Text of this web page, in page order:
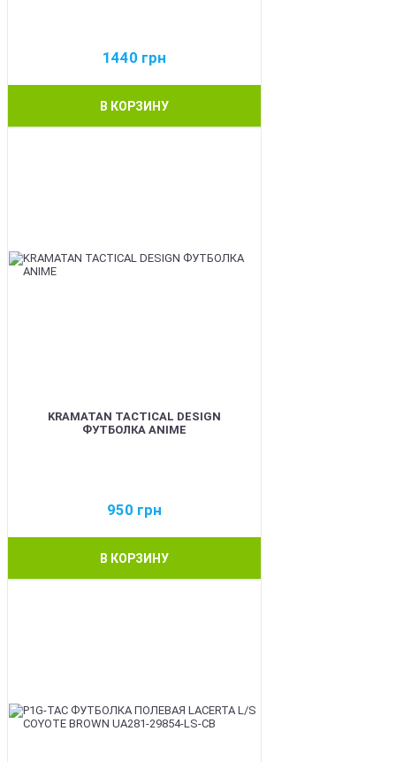
1440 грн
В КОРЗИНУ
KRAMATAN TACTICAL DESIGN
ФУТБОЛКА ANIME
950 грн
В КОРЗИНУ